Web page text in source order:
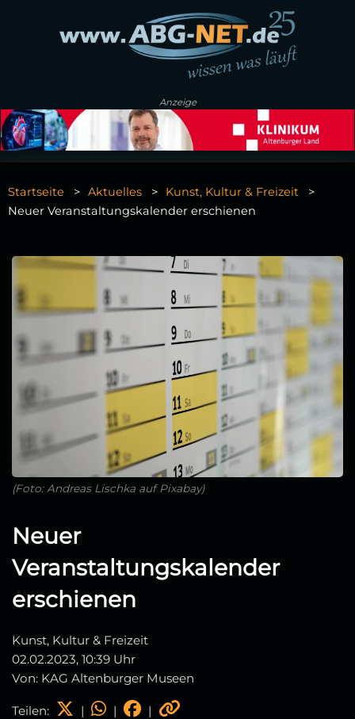
Anzeige
Startseite Aktuelles
Kunst, Kultur & Freizeit
Neuer Veranstaltungskalender erschienen
(Foto: Andreas Lischka auf Pixabay)
Neuer
Veranstaltungskalender
erschienen
Kunst, Kultur & Freizeit
02.02.2023, 10:39 Uhr
Von: KAG Altenburger Museen
Teilen: | | |